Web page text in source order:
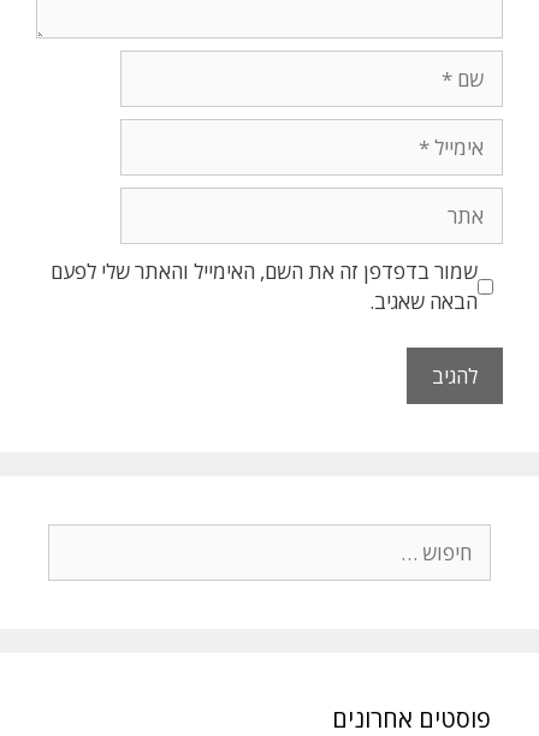
שמור בדפדפן זה את השם, האימייל והאתר שלי לפעם
הבאה שאגיב.
פוסטים אחרונים